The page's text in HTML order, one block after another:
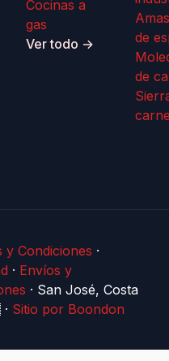
Cocinas a
gas
Ver todo →
de
de
y Condiciones ·
· Envíos y
· San José, Costa
· Sitio por Boondon